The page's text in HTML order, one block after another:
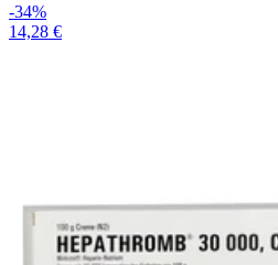
-34%
14,28 €